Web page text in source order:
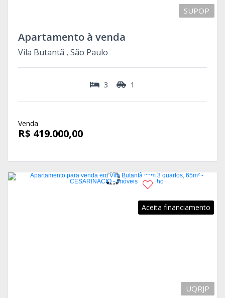
SUPOP
Apartamento à venda
Vila Butantã , São Paulo
3 1
Venda
R$ 419.000,00
Aceita financiamento
UQRJP